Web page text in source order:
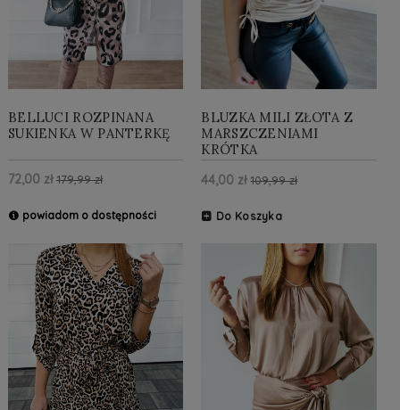
BELLUCI ROZPINANA
SUKIENKA W PANTERKĘ
72,00 zł 179,99 zł
powiadom o dostępności
BLUZKA MILI ZŁOTA Z
MARSZCZENIAMI
KRÓTKA
44,00 zł 109,99 zł
Do Koszyka